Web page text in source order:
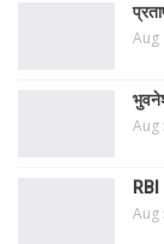
Aug
Aug
Aug